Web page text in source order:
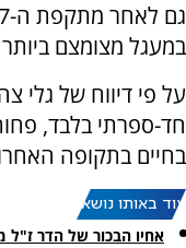
במעגל מצומצם ביותר
על פי דיווח של גלי
חד-ספרתי בלבד,
בחיים בתקופה
עוד באותו נושא:
אחיו הבכור של הדר ז"ל מסכם 11